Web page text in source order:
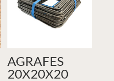
AGRAFES
20X20X20